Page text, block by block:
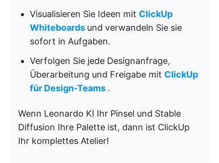
Visualisieren Sie Ideen mit ClickUp
Whiteboards und verwandeln Sie sie
sofort in Aufgaben.
Verfolgen Sie jede Designanfrage,
Überarbeitung und Freigabe mit ClickUp
für Design-Teams .
Wenn Leonardo KI Ihr Pinsel und Stable
Diffusion Ihre Palette ist, dann ist ClickUp
Ihr komplettes Atelier!